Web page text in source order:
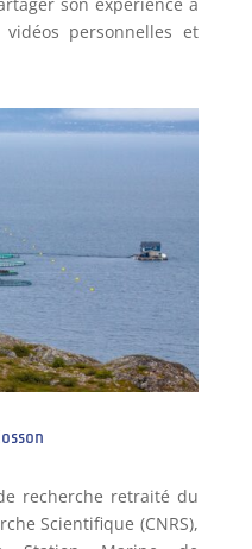
personnelles et
recherche retraité du
Scientifique (CNRS),